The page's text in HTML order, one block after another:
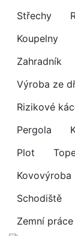
Střechy
Koupelny
Zahradník
Výroba ze
Rizikové
Pergola
Plot
Kovovýroba
Schodiště
Zemní práce